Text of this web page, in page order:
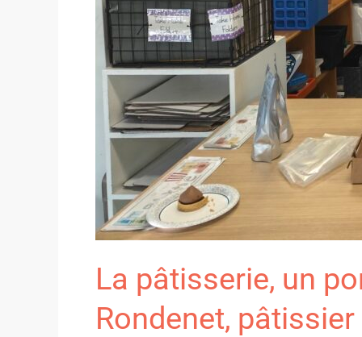
La pâtisserie, un
Rondenet,